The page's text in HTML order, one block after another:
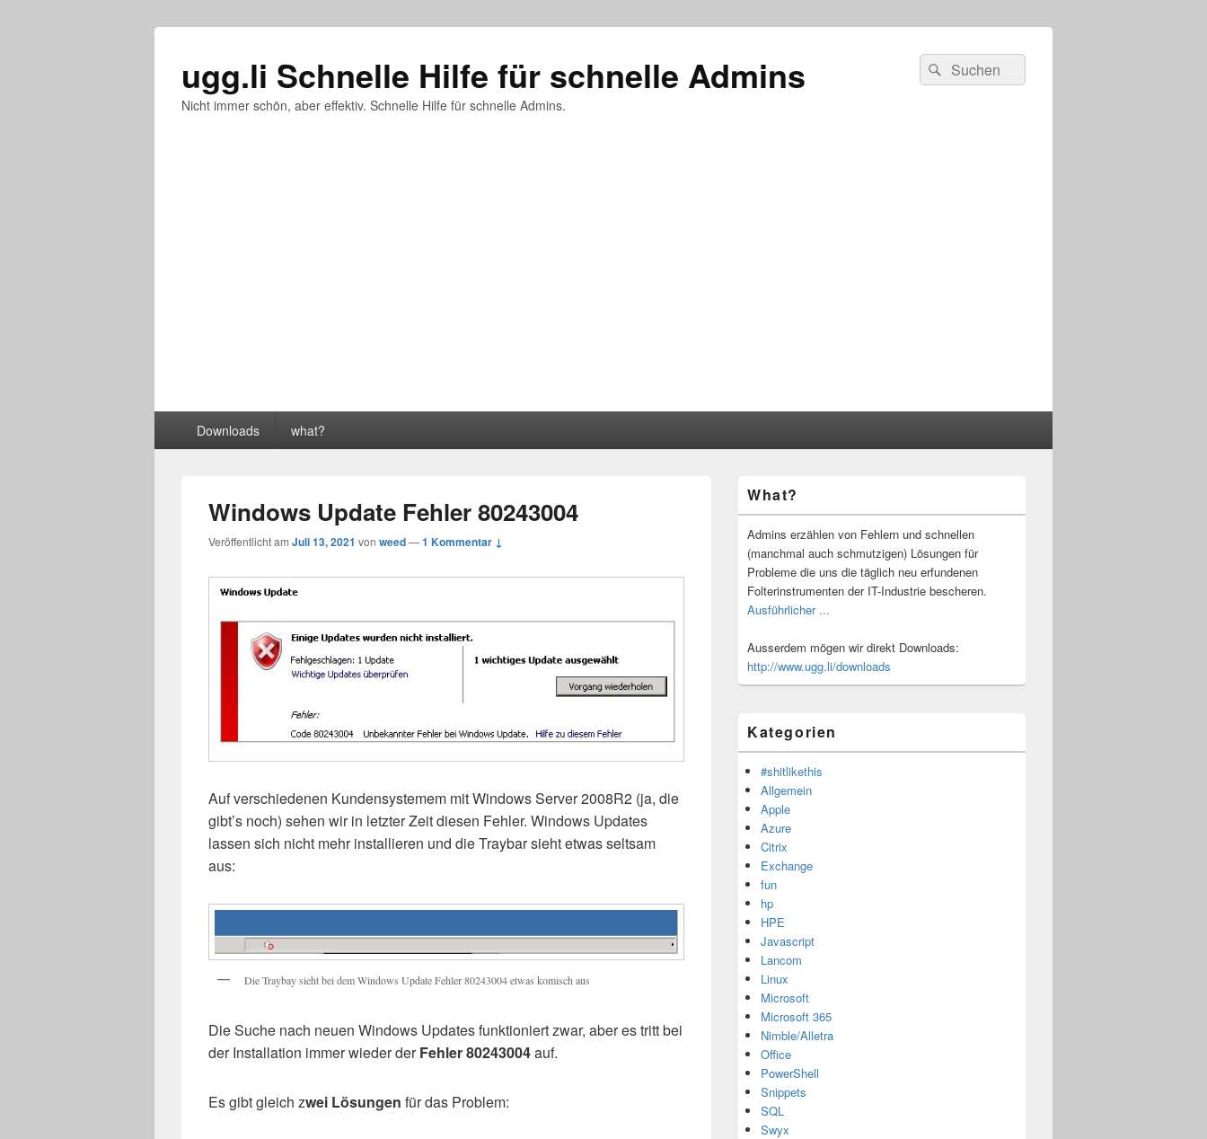
ugg.li Schnelle Hilfe für schnelle Admins
Nicht immer schön, aber effektiv. Schnelle Hilfe für schnelle Admins.
Suchen
nach:
Suchen
Downloads what?
Windows Update Fehler 80243004
Veröffentlicht am Juli 13, 2021 von weed—1 Kommentar ↓
Auf verschiedenen Kundensystemem mit Windows Server 2008R2 (ja, die
gibt’s noch) sehen wir in letzter Zeit diesen Fehler. Windows Updates
lassen sich nicht mehr installieren und die Traybar sieht etwas seltsam
aus:
Die Traybay sieht bei dem Windows Update Fehler 80243004 etwas komisch aus
Die Suche nach neuen Windows Updates funktioniert zwar, aber es tritt bei
der Installation immer wieder derFehler 80243004auf.
Es gibt gleich zwei Lösungen für das Problem:
Seitenleisten-
Widgetbereich
What?
Admins erzählen von Fehlern und schnellen
(manchmal auch schmutzigen) Lösungen für
Probleme die uns die täglich neu erfundenen
Folterinstrumenten der IT-Industrie bescheren.
Ausführlicher ...
Ausserdem mögen wir direkt Downloads:
http://www.ugg.li/downloads
Kategorien
#shitlikethis
Allgemein
Apple
Azure
Citrix
Exchange
fun
hp
HPE
Javascript
Lancom
Linux
Microsoft
Microsoft 365
Nimble/Alletra
Office
PowerShell
Snippets
SQL
Swyx